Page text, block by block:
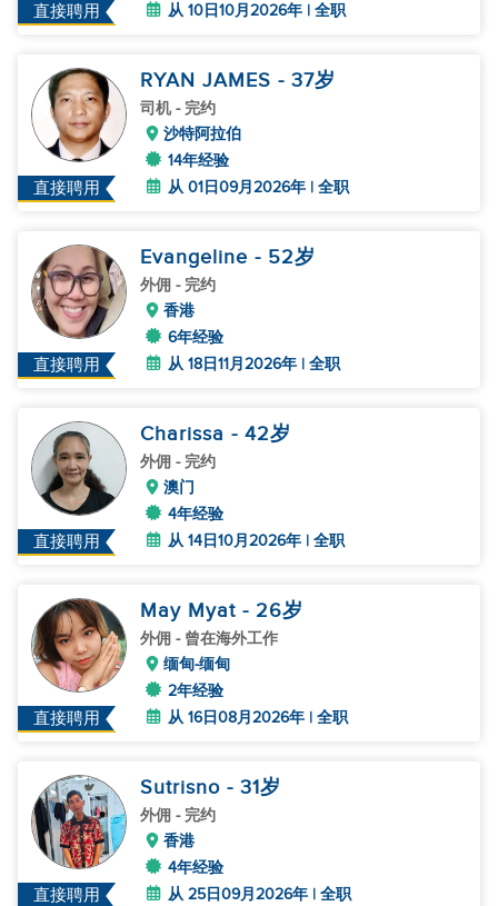
直接聘用
从 10日10月2026年 | 全职
直接聘用
RYAN JAMES - 37岁
司机- 完约
沙特阿拉伯
14年经验
从 01日09月2026年 | 全职
直接聘用
Evangeline - 52岁
外佣 - 完约
香港
6年经验
从 18日11月2026年 | 全职
直接聘用
Charissa - 42岁
外佣 - 完约
澳门
4年经验
从 14日10月2026年 | 全职
直接聘用
May Myat - 26岁
外佣 - 曾在海外工作
缅甸-缅甸
2年经验
从 16日08月2026年 | 全职
直接聘用
Sutrisno - 31岁
外佣 - 完约
香港
4年经验
从 25日09月2026年 | 全职